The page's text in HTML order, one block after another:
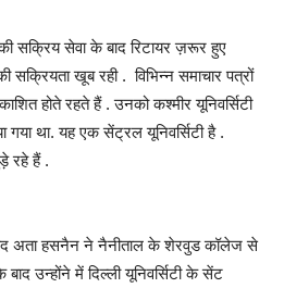
सक्रिय सेवा के बाद रिटायर ज़रूर हुए
खूब रही . विभिन्न समाचार पत्रों
होते रहते हैं . उनको कश्मीर यूनिवर्सिटी
था. यह एक सेंट्रल यूनिवर्सिटी है .
रहे हैं .
अता हसनैन ने नैनीताल के शेरवुड कॉलेज से
उन्होंने में दिल्ली यूनिवर्सिटी के सेंट